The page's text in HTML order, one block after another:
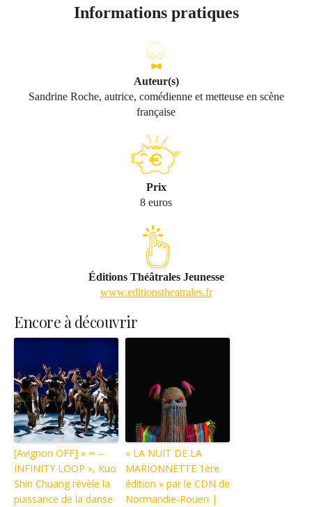
Informations pratiques
Auteur(s)
Sandrine Roche, autrice, comédienne et metteuse en scène
française
Prix
8 euros
Éditions Théâtrales Jeunesse
www.editionstheatrales.fr
Encore à découvrir
[Avignon OFF] « ∞ ‒
INFINITY LOOP », Kuo
Shin Chuang révèle la
puissance de la danse
« LA NUIT DE LA
MARIONNETTE 1ère
édition » par le CDN de
Normandie-Rouen |